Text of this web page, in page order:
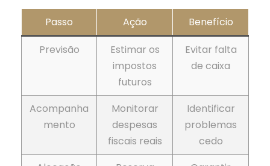
Passo Ação
Benefício
Previsão
Estimar os
impostos
futuros
Evitar falta
de caixa
Acompanha
mento
Monitorar
despesas
fiscais reais
Identificar
problemas
cedo